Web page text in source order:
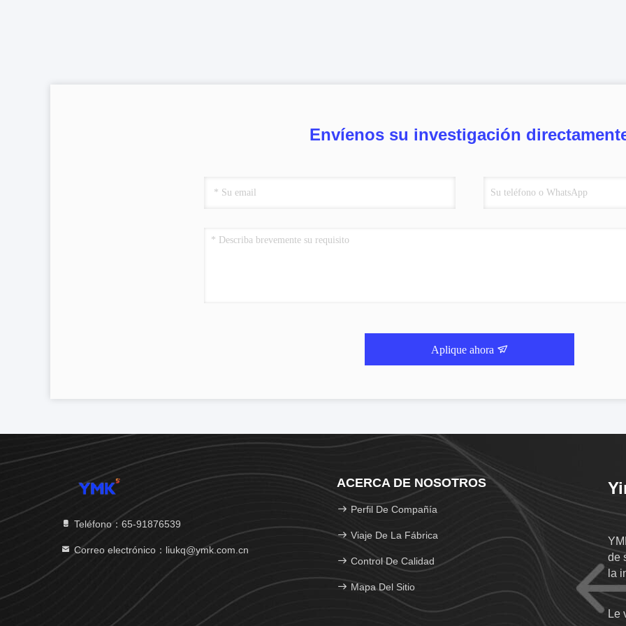
Envíenos su investigación
Aplique ahora
Teléfono：65-91876539
Correo electrónico：liukq@ymk.com.cn
ACERCA DE NOSOTROS
Perfil De Compañía
Viaje De La Fábrica
Control De Calidad
Mapa Del Sitio
de
la
Le